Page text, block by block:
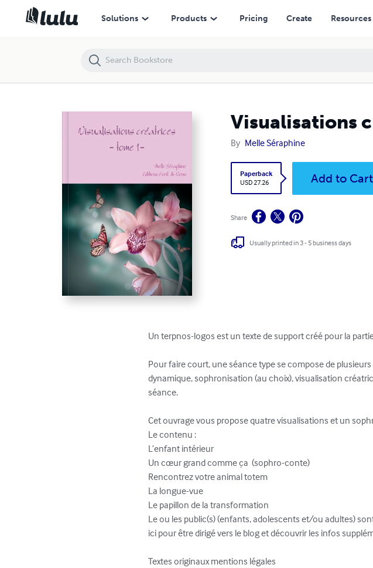
Solutions Products Pricing Create Resources
Visualisations
By Melle Séraphine
Paperback
USD 27.26
Add to Cart
Share
Usually printed in 3 - 5 business days
Un terpnos-logos est un texte de support créé pour la
Pour faire court, une séance type se compose de
dynamique, sophronisation (au choix), visualisation
séance.
Cet ouvrage vous propose quatre visualisations et un
Le contenu :
L’enfant intérieur
Un cœur grand comme ça  (sophro-conte)
Rencontrez votre animal totem
La longue-vue
Le papillon de la transformation
Le ou les public(s) (enfants, adolescents et/ou adultes)
ici pour être dirigé vers le blog et découvrir les infos
Textes originaux mentions légales
Visualisations créatrices - tome 1